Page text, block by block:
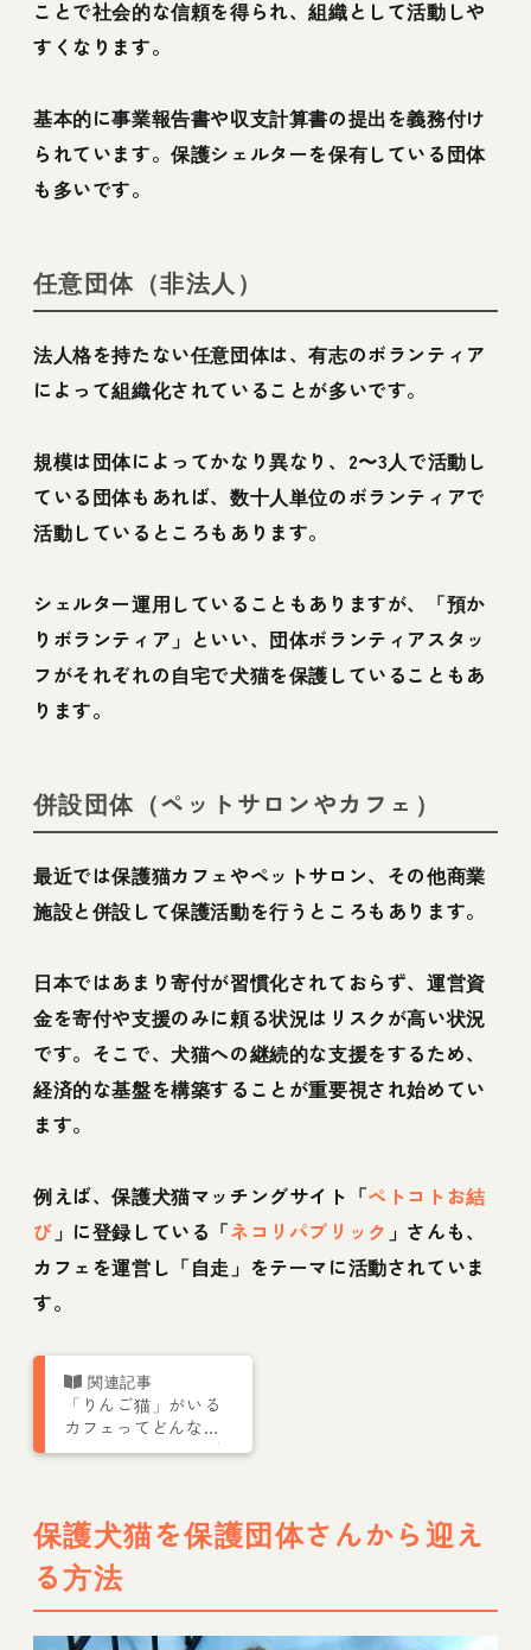
ことで社会的な信頼を得られ、組織として活動しや
すくなります。
基本的に事業報告書や収支計算書の提出を義務付け
られています。保護シェルターを保有している団体
も多いです。
任意団体（非法人）
法人格を持たない任意団体は、有志のボランティア
によって組織化されていることが多いです。
規模は団体によってかなり異なり、2〜3人で活動し
ている団体もあれば、数十人単位のボランティアで
活動しているところもあります。
シェルター運用していることもありますが、「預か
りボランティア」といい、団体ボランティアスタッ
フがそれぞれの自宅で犬猫を保護していることもあ
ります。
併設団体（ペットサロンやカフェ）
最近では保護猫カフェやペットサロン、その他商業
施設と併設して保護活動を行うところもあります。
日本ではあまり寄付が習慣化されておらず、運営資
金を寄付や支援のみに頼る状況はリスクが高い状況
です。そこで、犬猫への継続的な支援をするため、
経済的な基盤を構築することが重要視され始めてい
ます。
例えば、保護犬猫マッチングサイト「ペトコトお結
び 」に登録している「ネコリパブリック 」さんも、
カフェを運営し「自走」をテーマに活動されていま
す。
「りんご猫」がいる
カフェってどんなと
ころ？ ネコリパブ
保護犬猫を保護団体さんから迎え
る方法